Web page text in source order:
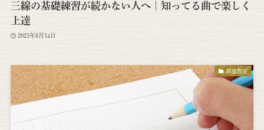
三線の基礎練習が続かない人へ｜知ってる曲で楽しく
上達
2021年8月14日
鈴鹿教室